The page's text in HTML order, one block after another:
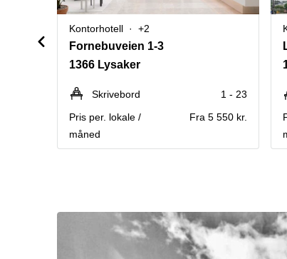
Kontorhotell +2
Fornebuveien 1-3
1366 Lysaker
Skrivebord
1 - 23
Pris per. lokale /
måned
Fra 5 550 kr.